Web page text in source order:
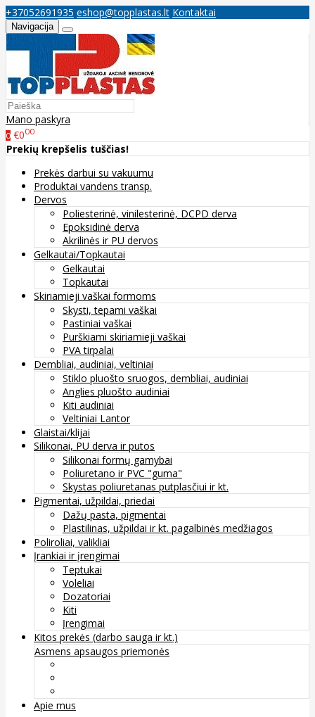
+37052691935 eshop@topplastas.lt Kontaktai
Navigacija
Mano paskyra
0 €000
Prekių krepšelis tuščias!
Prekės darbui su vakuumu
Produktai vandens transp.
Dervos
Poliesterinė, vinilesterinė, DCPD derva
Epoksidinė derva
Akrilinės ir PU dervos
Gelkautai/Topkautai
Gelkautai
Topkautai
Skiriamieji vaškai formoms
Skysti, tepami vaškai
Pastiniai vaškai
Purškiami skiriamieji vaškai
PVA tirpalai
Dembliai, audiniai, veltiniai
Stiklo pluošto sruogos, dembliai, audiniai
Anglies pluošto audiniai
Kiti audiniai
Veltiniai Lantor
Glaistai/klijai
Silikonai, PU derva ir putos
Silikonai formų gamybai
Poliuretano ir PVC "guma"
Skystas poliuretanas putplasčiui ir kt.
Pigmentai, užpildai, priedai
Dažų pasta, pigmentai
Plastilinas, užpildai ir kt. pagalbinės medžiagos
Poliroliai, valikliai
Įrankiai ir įrengimai
Teptukai
Voleliai
Dozatoriai
Kiti
Įrengimai
Kitos prekės (darbo sauga ir kt.)
Asmens apsaugos priemonės
Apie mus